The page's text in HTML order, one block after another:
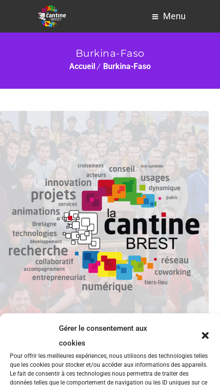
Gérer le consentement aux
cookies
Pour offrir les meilleures expériences, nous utilisons des technologies telles
que les cookies pour stocker et/ou accéder aux informations des appareils.
Le fait de consentir à ces technologies nous permettra de traiter des
données telles que le comportement de navigation ou les ID uniques sur ce
Menu
Burkina-Faso
Accueil Burkina-Faso
La carte collaborative pour relier Brest
et le Burkina-Faso